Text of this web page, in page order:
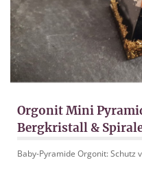
Orgonit Mini
Bergkristall &
Baby-Pyramide Orgonit: Schutz